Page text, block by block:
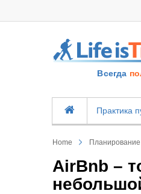
Всегда
Практика
Home Планирование
AirBnb –